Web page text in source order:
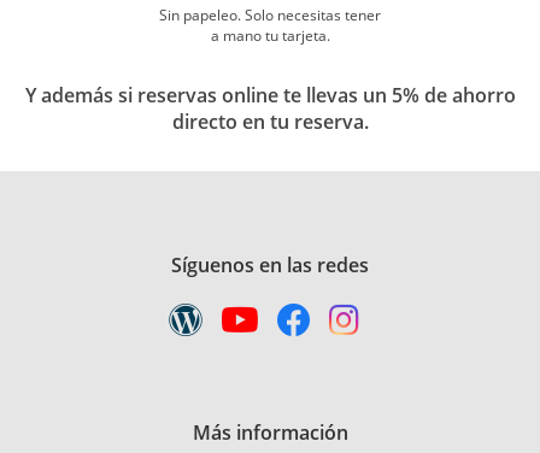
Sin papeleo. Solo necesitas tener
a mano tu tarjeta.
Y además si reservas online te llevas un 5% de ahorro
directo en tu reserva.
Síguenos en las redes
Más información